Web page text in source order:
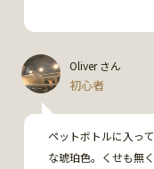
酸味を感じる
魚系の料理と相性良さ
リピ無し
Oliver さん
初心者
ペットボトルに入っ
な琥珀色。くせも無